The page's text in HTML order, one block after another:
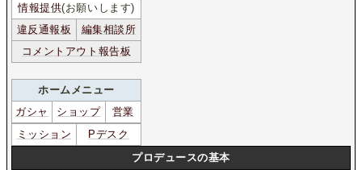
違反通報板
編集相談所
コメントアウト報告板
情報提供(お願いします)
ホームメニュー
ガシャ
ショップ
営業
ミッション
Pデスク
プロデュースの基本